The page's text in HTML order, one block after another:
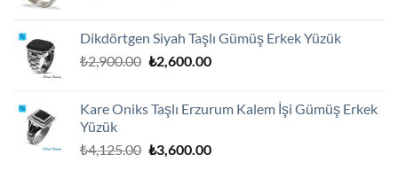
₺3,250.00.
Dikdörtgen Siyah Taşlı Gümüş Erkek Yüzük
₺2,900.00 Orijinal
₺2,600.00Şu
₺2,600.00.
Kare Oniks Taşlı Erzurum Kalem İşi Gümüş Erkek
Yüzük
₺4,125.00 Orijinal
₺3,600.00Şu